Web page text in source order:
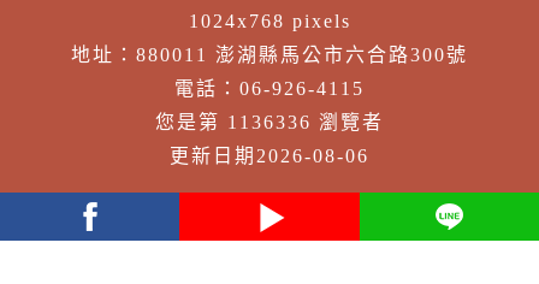
1024x768 pixels
地址：880011 澎湖縣馬公市六合路300號
電話：06-926-4115
您是第 1136336 瀏覽者
更新日期2026-08-06